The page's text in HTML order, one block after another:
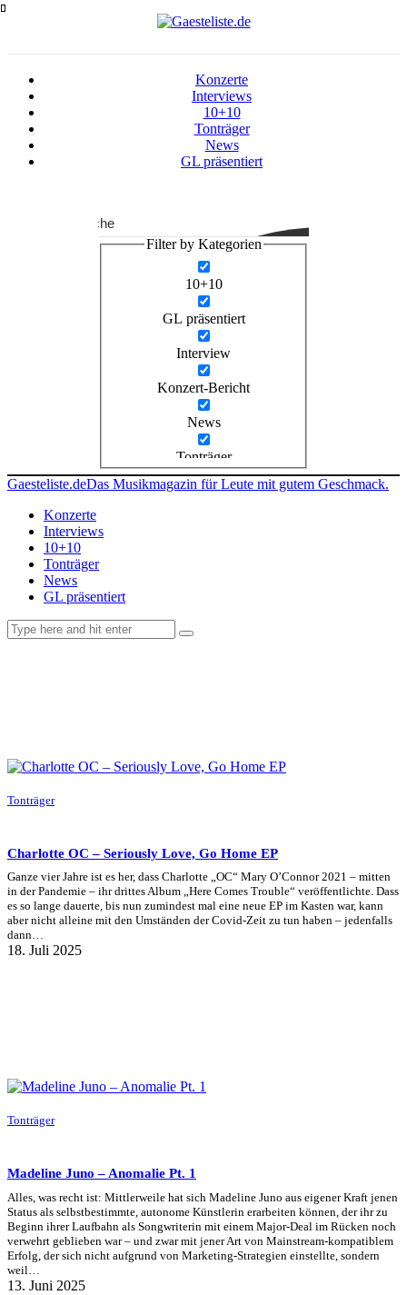
Konzerte
Interviews
10+10
Tonträger
News
GL präsentiert
Suche
Filter by Kategorien
10+10
GL präsentiert
Interview
Konzert-Bericht
News
Tonträger
Gaesteliste.deDas Musikmagazin für Leute mit gutem Geschmack.
Konzerte
Interviews
10+10
Tonträger
News
GL präsentiert
Tonträger
Charlotte OC – Seriously Love, Go Home EP
Ganze vier Jahre ist es her, dass Charlotte „OC“ Mary O’Connor 2021 – mitten
in der Pandemie – ihr drittes Album „Here Comes Trouble“ veröffentlichte. Dass
es so lange dauerte, bis nun zumindest mal eine neue EP im Kasten war, kann
aber nicht alleine mit den Umständen der Covid-Zeit zu tun haben – jedenfalls
dann…
18. Juli 2025
Tonträger
Madeline Juno – Anomalie Pt. 1
Alles, was recht ist: Mittlerweile hat sich Madeline Juno aus eigener Kraft jenen
Status als selbstbestimmte, autonome Künstlerin erarbeiten können, der ihr zu
Beginn ihrer Laufbahn als Songwriterin mit einem Major-Deal im Rücken noch
verwehrt geblieben war – und zwar mit jener Art von Mainstream-kompatiblem
Erfolg, der sich nicht aufgrund von Marketing-Strategien einstellte, sondern
weil…
13. Juni 2025